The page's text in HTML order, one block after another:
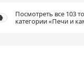
Посмотреть все 103
категории «Печи и